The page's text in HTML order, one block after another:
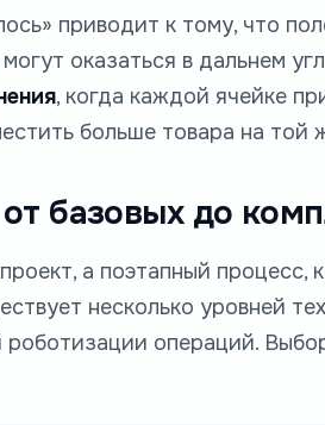
приводит к тому, что
оказаться в дальнем
, когда каждой ячейке
больше товара на
базовых до
а поэтапный
несколько уровней
операций.